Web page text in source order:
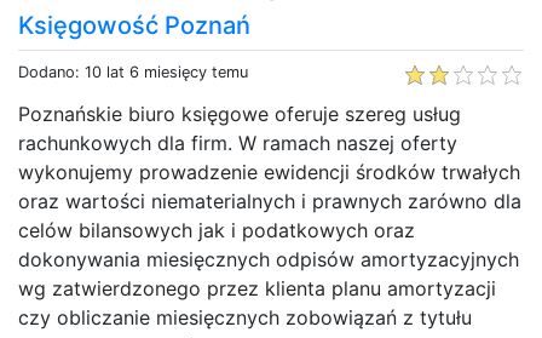
Księgowość Poznań
Dodano: 10 lat 6 miesięcy temu
Poznańskie biuro księgowe oferuje szereg usług
rachunkowych dla firm. W ramach naszej oferty
wykonujemy prowadzenie ewidencji środków trwałych
oraz wartości niematerialnych i prawnych zarówno dla
celów bilansowych jak i podatkowych oraz
dokonywania miesięcznych odpisów amortyzacyjnych
wg zatwierdzonego przez klienta planu amortyzacji
czy obliczanie miesięcznych zobowiązań z tytułu